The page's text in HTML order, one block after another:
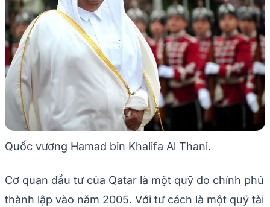
Quốc vương Hamad bin Khalifa Al Thani.
Cơ quan đầu tư của Qatar là một quỹ do chính phủ
thành lập vào năm 2005. Với tư cách là một quỹ tài